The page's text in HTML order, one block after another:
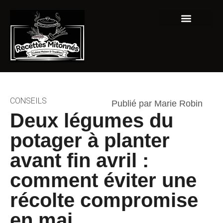
CONSEILS Publié par Marie Robin
Deux légumes du
potager à planter
avant fin avril :
comment éviter une
récolte compromise